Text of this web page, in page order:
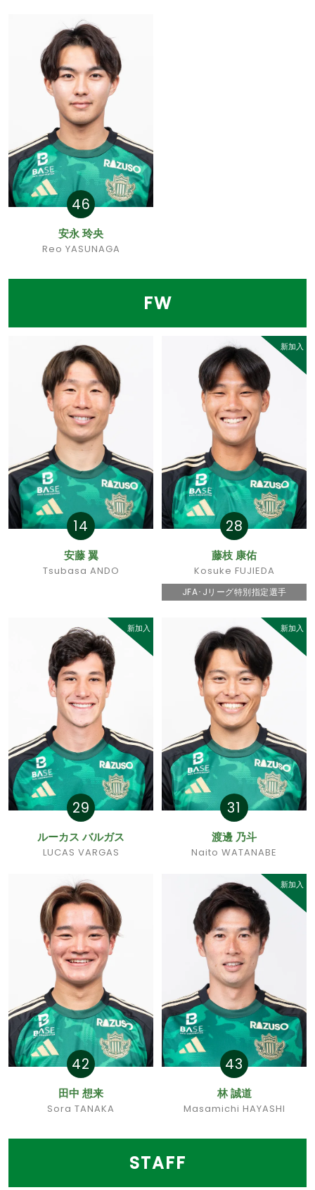
46
安永 玲央
Reo YASUNAGA
FW
14
安藤 翼
Tsubasa ANDO
新加入
28
藤枝 康佑
Kosuke FUJIEDA
JFA･Jリーグ特別指定選手
新加入
29
ルーカス バルガス
LUCAS VARGAS
新加入
31
渡邊 乃斗
Naito WATANABE
42
田中 想来
Sora TANAKA
新加入
43
林 誠道
Masamichi HAYASHI
STAFF